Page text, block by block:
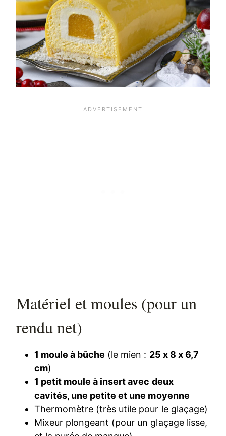
Matériel et moules (pour un
rendu net)
1 moule à bûche (le mien : 25 x 8 x 6,7
cm)
1 petit moule à insert avec deux
cavités, une petite et une moyenne
Thermomètre (très utile pour le glaçage)
Mixeur plongeant (pour un glaçage lisse,